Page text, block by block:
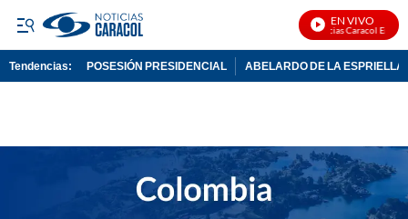
EN VIVO
Noticias Caracol En Vivo
Tendencias: POSESIÓN PRESIDENCIAL ABELARDO DE LA ESPRIELLA